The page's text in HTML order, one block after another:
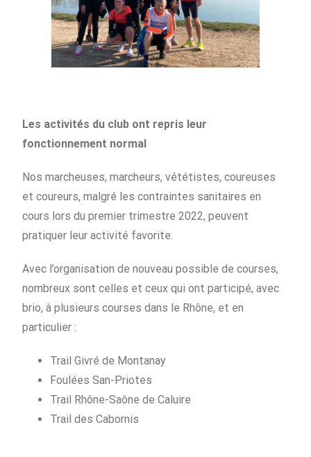
Les activités du club ont repris leur
fonctionnement normal
Nos marcheuses, marcheurs, vététistes, coureuses
et coureurs, malgré les contraintes sanitaires en
cours lors du premier trimestre 2022, peuvent
pratiquer leur activité favorite.
Avec l’organisation de nouveau possible de courses,
nombreux sont celles et ceux qui ont participé, avec
brio, à plusieurs courses dans le Rhône, et en
particulier :
Trail Givré de Montanay
Foulées San-Priotes
Trail Rhône-Saône de Caluire
Trail des Cabornis